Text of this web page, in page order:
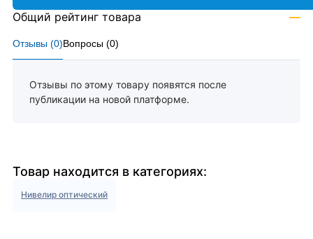
Отзывы (0)Вопросы (0)
Отзывы по этому товару появятся после
публикации на новой платформе.
Общий рейтинг товара —
Товар находится в категориях:
Нивелир оптический